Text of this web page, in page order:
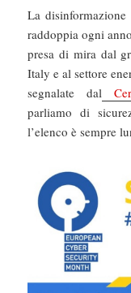
La
raddoppia ogni
presa di mira dal
Italy e al settore
segnalate dal
parliamo di
l’elenco è sempre